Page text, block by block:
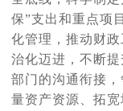
保”支出和重点项
化管理，推动财
治化迈进，不断
部门的沟通衔接
量资产资源、拓